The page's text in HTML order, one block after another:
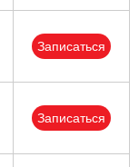
Записаться
Записаться